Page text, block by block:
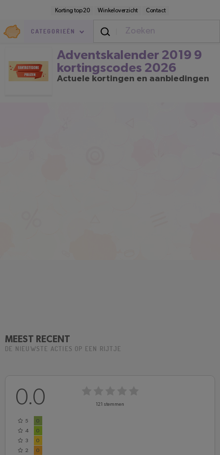
inhoud
Korting top 20 Winkeloverzicht Contact
Goedkoop.nl
CATEGORIEËN
Adventskalender 2019 9
Adventskalender 2019 9
kortingscodes 2026
Actuele kortingen en aanbiedingen
MEEST RECENT
DE NIEUWSTE ACTIES OP EEN RIJTJE
0.0 121 stemmen
5
0
4
0
3
0
2
0